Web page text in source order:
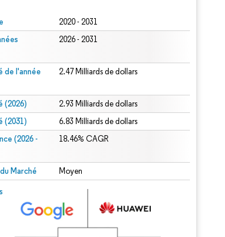
2020 - 2031
2026 - 2031
de l'année
2.47 Milliards de dollars
(2026) 2.93 Milliards de dollars
(2031) 6.83 Milliards de dollars
(2026 -
18.46% CAGR
Marché Moyen
La réutilisation nécessite une attribution sous CC BY 4.0.
CC BY 4.0.